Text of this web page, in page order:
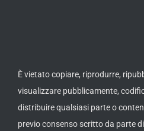
È vietato copiare, riprodurre,
visualizzare pubblicamente,
distribuire qualsiasi parte o
previo consenso scritto da parte